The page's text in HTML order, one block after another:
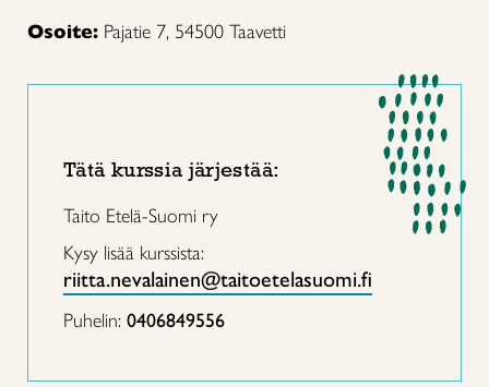
Osoite: Pajatie 7, 54500 Taavetti
Tätä kurssia järjestää:
Taito Etelä-Suomi ry
Kysy lisää kurssista:
riitta.nevalainen@taitoetelasuomi.fi
Puhelin: 0406849556